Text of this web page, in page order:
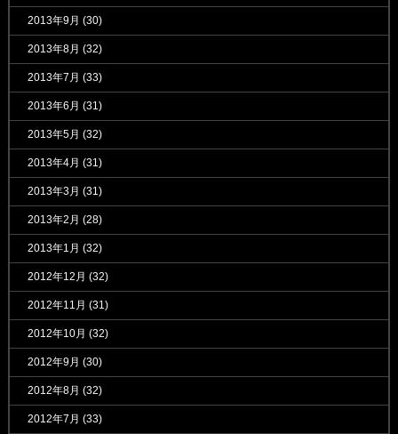
2013年9月 (30)
2013年8月 (32)
2013年7月 (33)
2013年6月 (31)
2013年5月 (32)
2013年4月 (31)
2013年3月 (31)
2013年2月 (28)
2013年1月 (32)
2012年12月 (32)
2012年11月 (31)
2012年10月 (32)
2012年9月 (30)
2012年8月 (32)
2012年7月 (33)